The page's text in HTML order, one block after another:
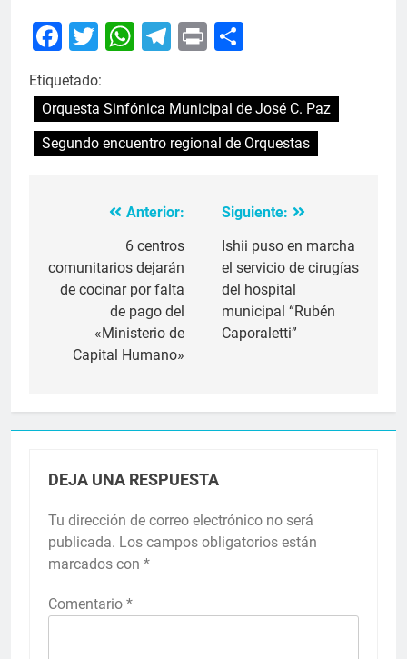
Facebook
Twitter
WhatsApp
Telegram
Print
Etiquetado:
Orquesta Sinfónica Municipal de José C. Paz
Segundo encuentro regional de Orquestas
Navegación
entradas
Anterior:
6 centros
comunitarios dejarán
de cocinar por falta
de pago del
«Ministerio de
Capital Humano»
Siguiente:
Ishii puso en marcha
el servicio de cirugías
del hospital
municipal “Rubén
Caporaletti”
DEJA UNA RESPUESTA
Tu dirección de correo electrónico no será
publicada. Los campos obligatorios están
marcados con *
Comentario *